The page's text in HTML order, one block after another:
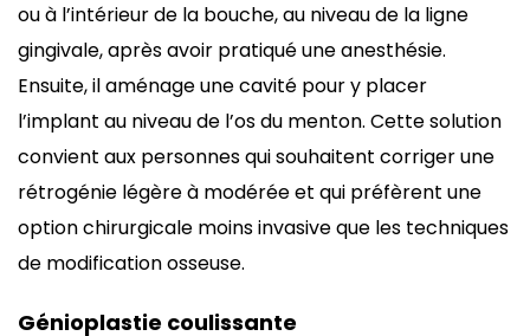
ou à l’intérieur de la bouche, au niveau de la ligne
gingivale, après avoir pratiqué une anesthésie.
Ensuite, il aménage une cavité pour y placer
l’implant au niveau de l’os du menton. Cette solution
convient aux personnes qui souhaitent corriger une
rétrogénie légère à modérée et qui préfèrent une
option chirurgicale moins invasive que les techniques
de modification osseuse.
Génioplastie coulissante